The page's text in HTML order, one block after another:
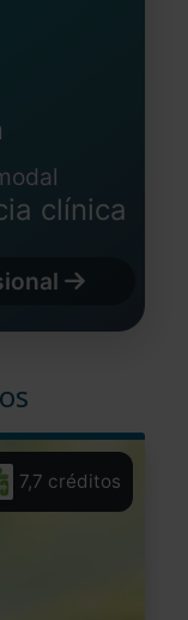
clínica
7,7 créditos